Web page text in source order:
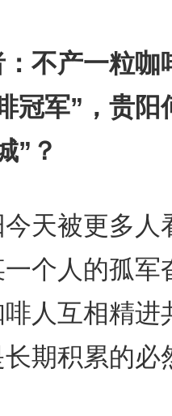
不产一粒咖
冠军”，贵阳
”？
天被更多人
个人的孤军
人互相精进
期积累的必